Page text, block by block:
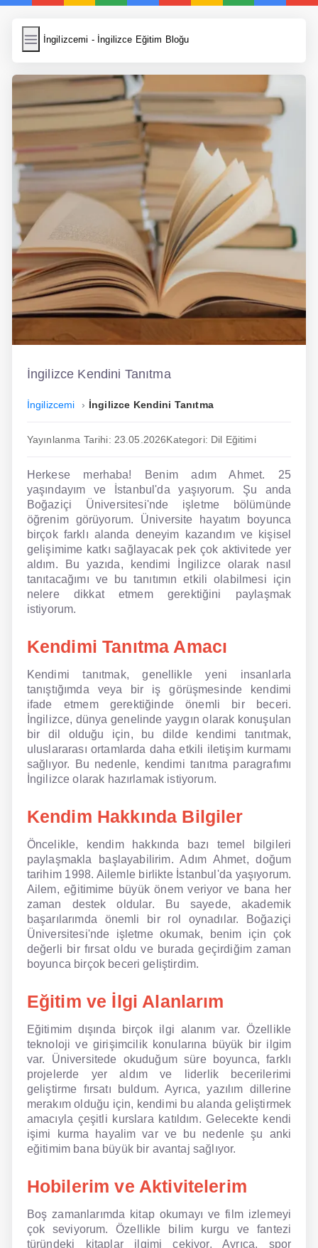
İngilizcemi - İngilizce Eğitim Bloğu
İngilizcemi
Resim Yükle
Wordpress Cache
Anasayfa
İngilizce Yemek Tarifleri
İngilizce Şarkı Sözleri
5 Günde İngilizce
Bilinçaltı İngilizce
İngilizce Biyografiler
İngilizce
Dil Eğitimi
Dil Kursu
En Ucuz İngilizce
En Uygun İngilizce
Hipnozla İngilizce
Hızlı İngilizce
İngilizce Kursu Yorum
Offline İngilizce
Online İngilizce
Sözlük
Tavsiyeler
Gizlilik Politikası
Bize Ulaşın
İngilizce Kendini Tanıtma
İngilizcemi İngilizce Kendini Tanıtma
Yayınlanma Tarihi: 23.05.2026Kategori: Dil Eğitimi
Herkese merhaba! Benim adım Ahmet. 25
yaşındayım ve İstanbul'da yaşıyorum. Şu anda
Boğaziçi Üniversitesi'nde işletme bölümünde
öğrenim görüyorum. Üniversite hayatım boyunca
birçok farklı alanda deneyim kazandım ve kişisel
gelişimime katkı sağlayacak pek çok aktivitede yer
aldım. Bu yazıda, kendimi İngilizce olarak nasıl
tanıtacağımı ve bu tanıtımın etkili olabilmesi için
nelere dikkat etmem gerektiğini paylaşmak
istiyorum.
Kendimi Tanıtma Amacı
Kendimi tanıtmak, genellikle yeni insanlarla
tanıştığımda veya bir iş görüşmesinde kendimi
ifade etmem gerektiğinde önemli bir beceri.
İngilizce, dünya genelinde yaygın olarak konuşulan
bir dil olduğu için, bu dilde kendimi tanıtmak,
uluslararası ortamlarda daha etkili iletişim kurmamı
sağlıyor. Bu nedenle, kendimi tanıtma paragrafımı
İngilizce olarak hazırlamak istiyorum.
Kendim Hakkında Bilgiler
Öncelikle, kendim hakkında bazı temel bilgileri
paylaşmakla başlayabilirim. Adım Ahmet, doğum
tarihim 1998. Ailemle birlikte İstanbul'da yaşıyorum.
Ailem, eğitimime büyük önem veriyor ve bana her
zaman destek oldular. Bu sayede, akademik
başarılarımda önemli bir rol oynadılar. Boğaziçi
Üniversitesi'nde işletme okumak, benim için çok
değerli bir fırsat oldu ve burada geçirdiğim zaman
boyunca birçok beceri geliştirdim.
Eğitim ve İlgi Alanlarım
Eğitimim dışında birçok ilgi alanım var. Özellikle
teknoloji ve girişimcilik konularına büyük bir ilgim
var. Üniversitede okuduğum süre boyunca, farklı
projelerde yer aldım ve liderlik becerilerimi
geliştirme fırsatı buldum. Ayrıca, yazılım dillerine
merakım olduğu için, kendimi bu alanda geliştirmek
amacıyla çeşitli kurslara katıldım. Gelecekte kendi
işimi kurma hayalim var ve bu nedenle şu anki
eğitimim bana büyük bir avantaj sağlıyor.
Hobilerim ve Aktivitelerim
Boş zamanlarımda kitap okumayı ve film izlemeyi
çok seviyorum. Özellikle bilim kurgu ve fantezi
türündeki kitaplar ilgimi çekiyor. Ayrıca, spor